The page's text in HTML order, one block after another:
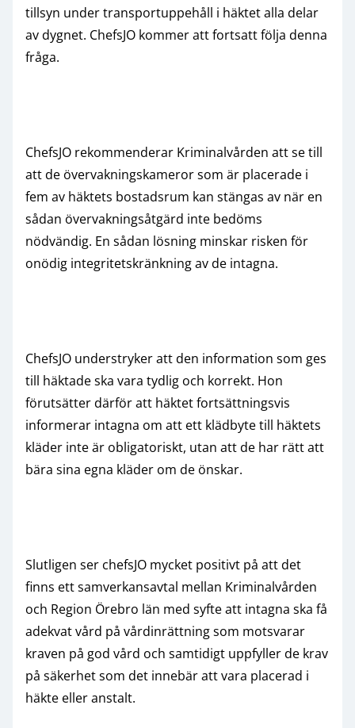
tillsyn under transportuppehåll i häktet alla delar
av dygnet. ChefsJO kommer att fortsatt följa denna
fråga.
ChefsJO rekommenderar Kriminalvården att se till
att de övervakningskameror som är placerade i
fem av häktets bostadsrum kan stängas av när en
sådan övervakningsåtgärd inte bedöms
nödvändig. En sådan lösning minskar risken för
onödig integritetskränkning av de intagna.
ChefsJO understryker att den information som ges
till häktade ska vara tydlig och korrekt. Hon
förutsätter därför att häktet fortsättningsvis
informerar intagna om att ett klädbyte till häktets
kläder inte är obligatoriskt, utan att de har rätt att
bära sina egna kläder om de önskar.
Slutligen ser chefsJO mycket positivt på att det
finns ett samverkansavtal mellan Kriminalvården
och Region Örebro län med syfte att intagna ska få
adekvat vård på vårdinrättning som motsvarar
kraven på god vård och samtidigt uppfyller de krav
på säkerhet som det innebär att vara placerad i
häkte eller anstalt.